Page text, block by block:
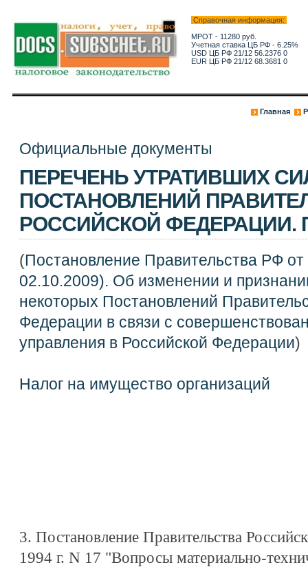
Справочная информация:
МРОТ - 11280 руб.
Учетная ставка ЦБ РФ - 6.25%
USD ЦБ РФ 21/12 56.2376 0
EUR ЦБ РФ 21/12 68.3681 0
Главная
Официальные документы
ПЕРЕЧЕНЬ УТРАТИВШИХ
ПОСТАНОВЛЕНИЙ
РОССИЙСКОЙ ФЕДЕРАЦИИ.
(Постановление Правительства РФ
02.10.2009). Об изменении и
некоторых Постановлений
Федерации в связи с
управления в Российской Федерации)
Налог на имущество организаций
3. Постановление Правительства
1994 г. N 17 "Вопросы материально-